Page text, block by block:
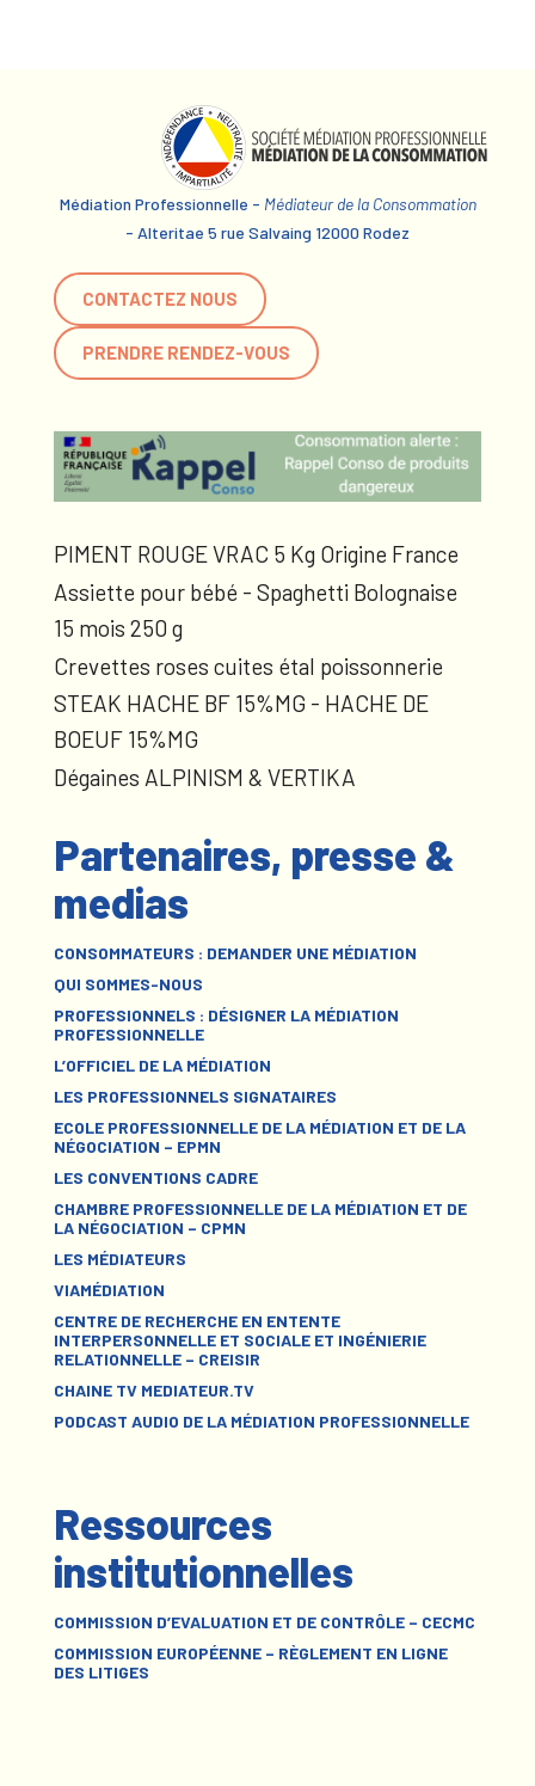
Médiation Professionnelle - Médiateur de la Consommation
- Alteritae 5 rue Salvaing 12000 Rodez
CONTACTEZ NOUS
PRENDRE RENDEZ-VOUS
PIMENT ROUGE VRAC 5 Kg Origine France
Assiette pour bébé - Spaghetti Bolognaise
15 mois 250 g
Crevettes roses cuites étal poissonnerie
STEAK HACHE BF 15%MG - HACHE DE
BOEUF 15%MG
Dégaines ALPINISM & VERTIKA
Partenaires, presse &
medias
CONSOMMATEURS : DEMANDER UNE MÉDIATION
QUI SOMMES-NOUS
PROFESSIONNELS : DÉSIGNER LA MÉDIATION
PROFESSIONNELLE
L’OFFICIEL DE LA MÉDIATION
LES PROFESSIONNELS SIGNATAIRES
ECOLE PROFESSIONNELLE DE LA MÉDIATION ET DE LA
NÉGOCIATION – EPMN
LES CONVENTIONS CADRE
CHAMBRE PROFESSIONNELLE DE LA MÉDIATION ET DE
LA NÉGOCIATION – CPMN
LES MÉDIATEURS
VIAMÉDIATION
CENTRE DE RECHERCHE EN ENTENTE
INTERPERSONNELLE ET SOCIALE ET INGÉNIERIE
RELATIONNELLE – CREISIR
CHAINE TV MEDIATEUR.TV
PODCAST AUDIO DE LA MÉDIATION PROFESSIONNELLE
Ressources
institutionnelles
COMMISSION D’EVALUATION ET DE CONTRÔLE – CECMC
COMMISSION EUROPÉENNE – RÈGLEMENT EN LIGNE
DES LITIGES